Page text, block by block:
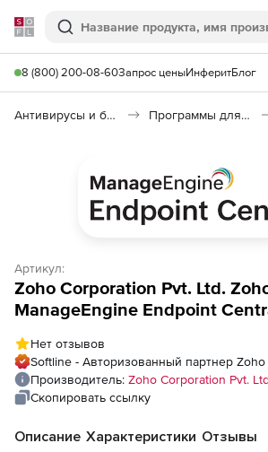
Softline
Поиск
8 (800) 200-08-60Запрос ценыИнферитБлог
Антивирусы и безопасность Программы для защиты информации
Артикул:
Zoho Corporation Pvt. Ltd.
ManageEngine Endpoint
Model Annual), fee for Secure
Server
Нет отзывов
Softline - Авторизованный партнер Zoho
Производитель: Zoho Corporation Pvt.
Скопировать ссылку
Описание Характеристики Отзывы